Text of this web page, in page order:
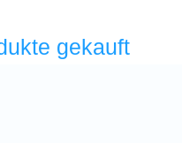
gekauft